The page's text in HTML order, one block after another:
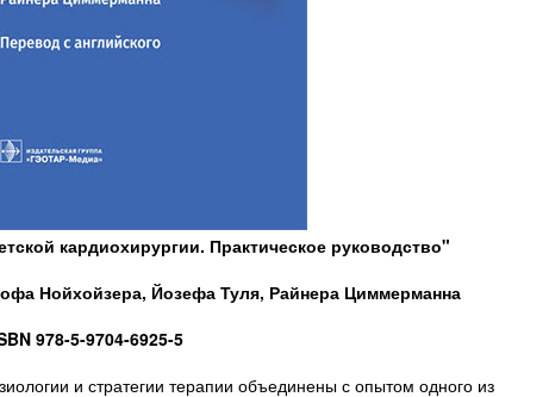
кардиохирургии. Практическое руководство"
Нойхойзера, Йозефа Туля, Райнера Циммерманна
978-5-9704-6925-5
и стратегии терапии объединены с опытом одного из